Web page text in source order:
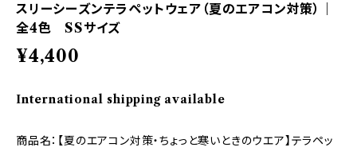
スリーシーズンテラペットウェア（夏のエアコン対策）｜
全4色 SSサイズ
¥4,400
International shipping available
商品名：【夏のエアコン対策・ちょっと寒いときのウエア】テラペッ